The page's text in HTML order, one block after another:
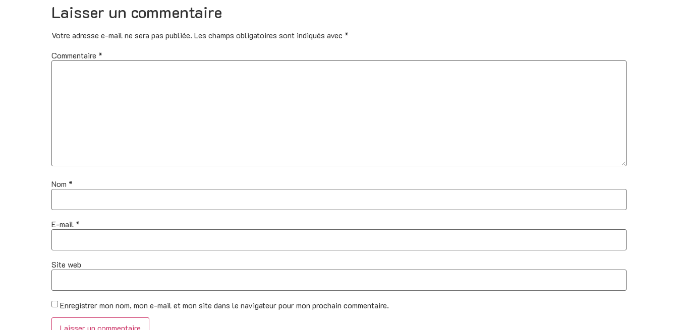
Laisser un commentaire
Votre adresse e-mail ne sera pas publiée. Les champs obligatoires sont indiqués avec *
Commentaire *
Nom *
E-mail *
Site web
Enregistrer mon nom, mon e-mail et mon site dans le navigateur pour mon prochain commentaire.